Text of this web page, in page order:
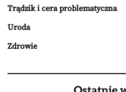
Trądzik i cera problematyczna
Uroda
Zdrowie